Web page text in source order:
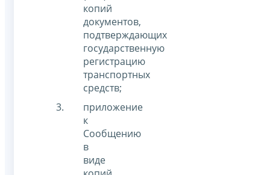
копий
документов,
подтверждающих
государственную
регистрацию
транспортных
средств;
приложение
к
Сообщению
в
виде